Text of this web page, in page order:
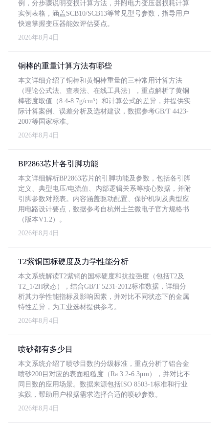
例，分步骤说明变损计算方法，并附电力变压器损耗计算
实例表格，涵盖SCB10/SCB13等常见型号参数，指导用户
快速掌握变压器能效评估要点。
2026年8月4日
铜棒的重量计算方法有哪些
本文详细介绍了铜棒和黄铜棒重量的三种常用计算方法
（理论公式法、查表法、在线工具法），重点解析了黄铜
棒密度取值（8.4-8.7g/cm³）和计算公式的差异，并提供实
际计算案例、误差分析及选材建议，数据参考GB/T 4423-
2007等国家标准。
2026年8月4日
BP2863芯片各引脚功能
本文详细解析BP2863芯片的引脚功能及参数，包括各引脚
定义、典型电压/电流值、内部逻辑关系等核心数据，并附
引脚参数对照表。内容涵盖驱动配置、保护机制及典型应
用电路设计要点，数据参考自杭州士兰微电子官方规格书
（版本V1.2）。
2026年8月4日
T2紫铜国标硬度及力学性能分析
本文系统解读T2紫铜的国标硬度和抗拉强度（包括T2及
T2_1/2H状态），结合GB/T 5231-2012标准数据，详细分
析其力学性能指标及影响因素，并对比不同状态下的金属
特性差异，为工业选材提供参考。
2026年8月4日
喷砂都有多少目
本文系统介绍了喷砂目数的分级标准，重点分析了铝合金
喷砂200目对应的表面粗糙度（Ra 3.2-6.3μm），并对比不
同目数的应用场景。数据来源包括ISO 8503-1标准和行业
实践，帮助用户根据需求选择合适的喷砂参数。
2026年8月4日